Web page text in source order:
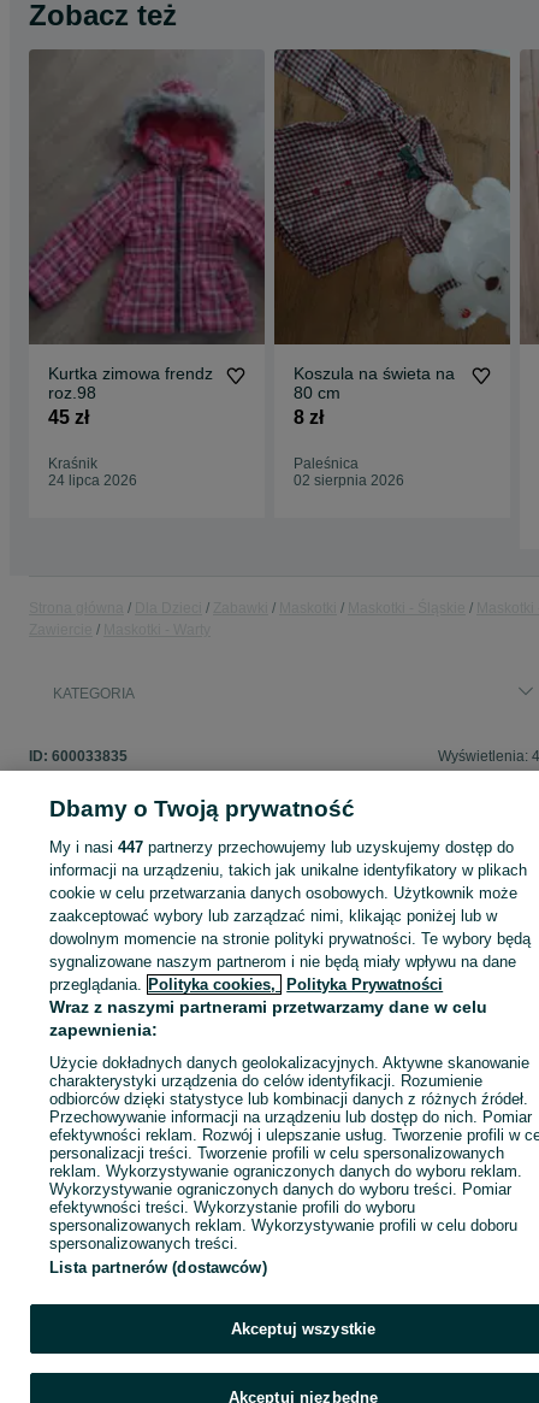
Zobacz też
Kurtka zimowa frendz
roz.98
45 zł
Kraśnik
24 lipca 2026
Koszula na świeta na
80 cm
8 zł
Paleśnica
02 sierpnia 2026
KATEGORIA
ID: 600033835 Wyświetlenia:
Zaloguj się lub załóż konto na OLX, aby skontaktować się z
sprzedającym
Zaloguj się / Załóż konto
Wyślij wiadomość
Dbamy o Twoją prywatność
My i nasi447 partnerzy przechowujemy lub uzyskujemy dostęp do
informacji na urządzeniu, takich jak unikalne identyfikatory w plikach
cookie w celu przetwarzania danych osobowych. Użytkownik może
zaakceptować wybory lub zarządzać nimi, klikając poniżej lub w
dowolnym momencie na stronie polityki prywatności. Te wybory będą
sygnalizowane naszym partnerom i nie będą miały wpływu na dane
przeglądania. Polityka cookies, Polityka Prywatności
Wraz z naszymi partnerami przetwarzamy dane w celu
zapewnienia:
Użycie dokładnych danych geolokalizacyjnych. Aktywne skanowanie
charakterystyki urządzenia do celów identyfikacji. Rozumienie
odbiorców dzięki statystyce lub kombinacji danych z różnych źródeł.
Przechowywanie informacji na urządzeniu lub dostęp do nich. Pomiar
efektywności reklam. Rozwój i ulepszanie usług. Tworzenie profili w
personalizacji treści. Tworzenie profili w celu spersonalizowanych
reklam. Wykorzystywanie ograniczonych danych do wyboru reklam.
Wykorzystywanie ograniczonych danych do wyboru treści. Pomiar
efektywności treści. Wykorzystanie profili do wyboru
spersonalizowanych reklam. Wykorzystywanie profili w celu doboru
spersonalizowanych treści.
Lista partnerów (dostawców)
Akceptuj wszystkie
Akceptuj niezbędne